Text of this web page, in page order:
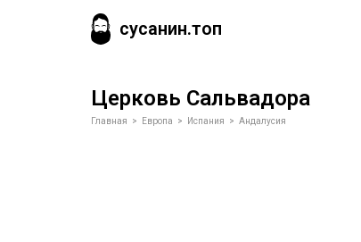
сусанин.топ
Церковь Сальвадора
Главная > Европа > Испания > Андалусия